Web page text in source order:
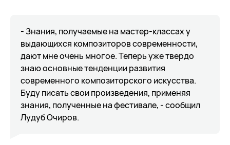
- Знания, получаемые на мастер-классах у
выдающихся композиторов современности,
дают мне очень многое. Теперь уже твердо
знаю основные тенденции развития
современного композиторского искусства.
Буду писать свои произведения, применяя
знания, полученные на фестивале, - сообщил
Лудуб Очиров.